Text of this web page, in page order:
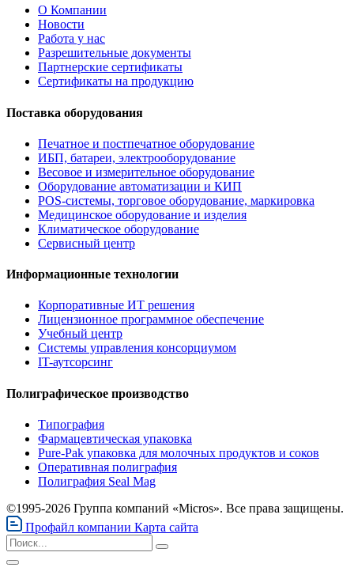
О Компании
Новости
Работа у нас
Разрешительные документы
Партнерские сертификаты
Сертификаты на продукцию
Поставка оборудования
Печатное и постпечатное оборудование
ИБП, батареи, электрооборудование
Весовое и измерительное оборудование
Оборудование автоматизации и КИП
POS-системы, торговое оборудование, маркировка
Медицинское оборудование и изделия
Климатическое оборудование
Сервисный центр
Информационные технологии
Корпоративные ИТ решения
Лицензионное программное обеспечение
Учебный центр
Системы управления консорциумом
IT-аутсорсинг
Полиграфическое производство
Типография
Фармацевтическая упаковка
Pure-Pak упаковка для молочных продуктов и соков
Оперативная полиграфия
Полиграфия Seal Mag
©1995-2026 Группа компаний «Micros». Все права защищены.
Профайл компании Карта сайта